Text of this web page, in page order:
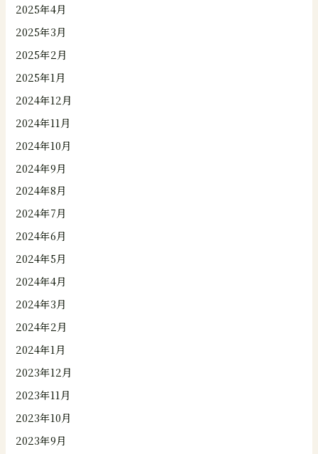
2025年4月
2025年3月
2025年2月
2025年1月
2024年12月
2024年11月
2024年10月
2024年9月
2024年8月
2024年7月
2024年6月
2024年5月
2024年4月
2024年3月
2024年2月
2024年1月
2023年12月
2023年11月
2023年10月
2023年9月